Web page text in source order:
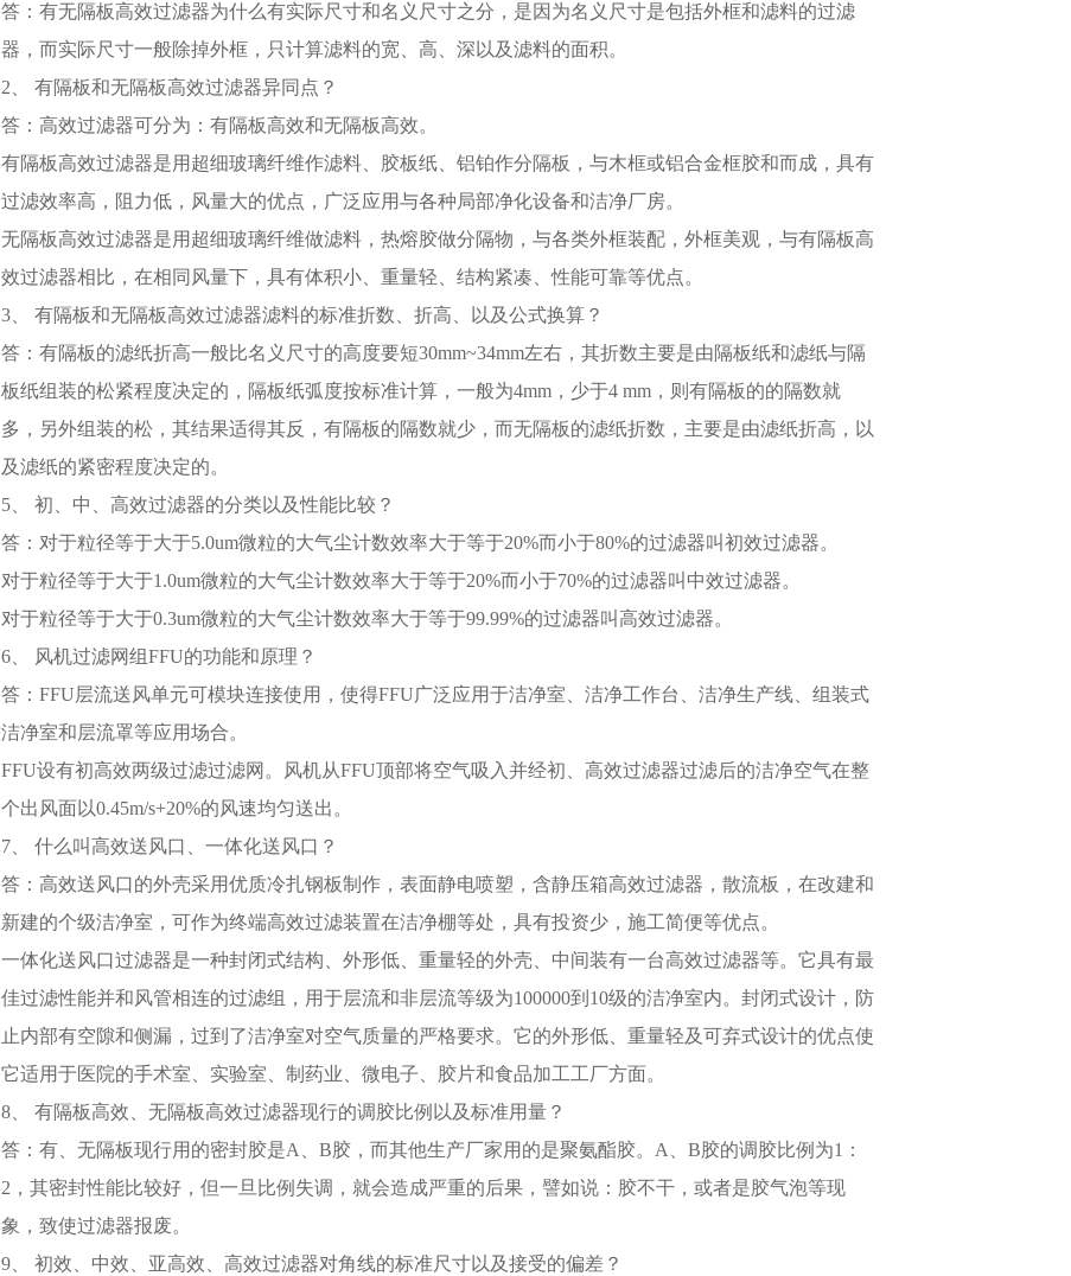
答：有无隔板高效过滤器为什么有实际尺寸和名义尺寸之分，是因为名义尺寸是包括外框和滤料的过滤
器，而实际尺寸一般除掉外框，只计算滤料的宽、高、深以及滤料的面积。
2、 有隔板和无隔板高效过滤器异同点？
答：高效过滤器可分为：有隔板高效和无隔板高效。
有隔板高效过滤器是用超细玻璃纤维作滤料、胶板纸、铝铂作分隔板，与木框或铝合金框胶和而成，具有
过滤效率高，阻力低，风量大的优点，广泛应用与各种局部净化设备和洁净厂房。
无隔板高效过滤器是用超细玻璃纤维做滤料，热熔胶做分隔物，与各类外框装配，外框美观，与有隔板高
效过滤器相比，在相同风量下，具有体积小、重量轻、结构紧凑、性能可靠等优点。
3、 有隔板和无隔板高效过滤器滤料的标准折数、折高、以及公式换算？
答：有隔板的滤纸折高一般比名义尺寸的高度要短30mm~34mm左右，其折数主要是由隔板纸和滤纸与隔
板纸组装的松紧程度决定的，隔板纸弧度按标准计算，一般为4mm，少于4 mm，则有隔板的的隔数就
多，另外组装的松，其结果适得其反，有隔板的隔数就少，而无隔板的滤纸折数，主要是由滤纸折高，以
及滤纸的紧密程度决定的。
5、 初、中、高效过滤器的分类以及性能比较？
答：对于粒径等于大于5.0um微粒的大气尘计数效率大于等于20%而小于80%的过滤器叫初效过滤器。
对于粒径等于大于1.0um微粒的大气尘计数效率大于等于20%而小于70%的过滤器叫中效过滤器。
对于粒径等于大于0.3um微粒的大气尘计数效率大于等于99.99%的过滤器叫高效过滤器。
6、 风机过滤网组FFU的功能和原理？
答：FFU层流送风单元可模块连接使用，使得FFU广泛应用于洁净室、洁净工作台、洁净生产线、组装式
洁净室和层流罩等应用场合。
FFU设有初高效两级过滤过滤网。风机从FFU顶部将空气吸入并经初、高效过滤器过滤后的洁净空气在整
个出风面以0.45m/s+20%的风速均匀送出。
7、 什么叫高效送风口、一体化送风口？
答：高效送风口的外壳采用优质冷扎钢板制作，表面静电喷塑，含静压箱高效过滤器，散流板，在改建和
新建的个级洁净室，可作为终端高效过滤装置在洁净棚等处，具有投资少，施工简便等优点。
一体化送风口过滤器是一种封闭式结构、外形低、重量轻的外壳、中间装有一台高效过滤器等。它具有最
佳过滤性能并和风管相连的过滤组，用于层流和非层流等级为100000到10级的洁净室内。封闭式设计，防
止内部有空隙和侧漏，过到了洁净室对空气质量的严格要求。它的外形低、重量轻及可弃式设计的优点使
它适用于医院的手术室、实验室、制药业、微电子、胶片和食品加工工厂方面。
8、 有隔板高效、无隔板高效过滤器现行的调胶比例以及标准用量？
答：有、无隔板现行用的密封胶是A、B胶，而其他生产厂家用的是聚氨酯胶。A、B胶的调胶比例为1：
2，其密封性能比较好，但一旦比例失调，就会造成严重的后果，譬如说：胶不干，或者是胶气泡等现
象，致使过滤器报废。
9、 初效、中效、亚高效、高效过滤器对角线的标准尺寸以及接受的偏差？